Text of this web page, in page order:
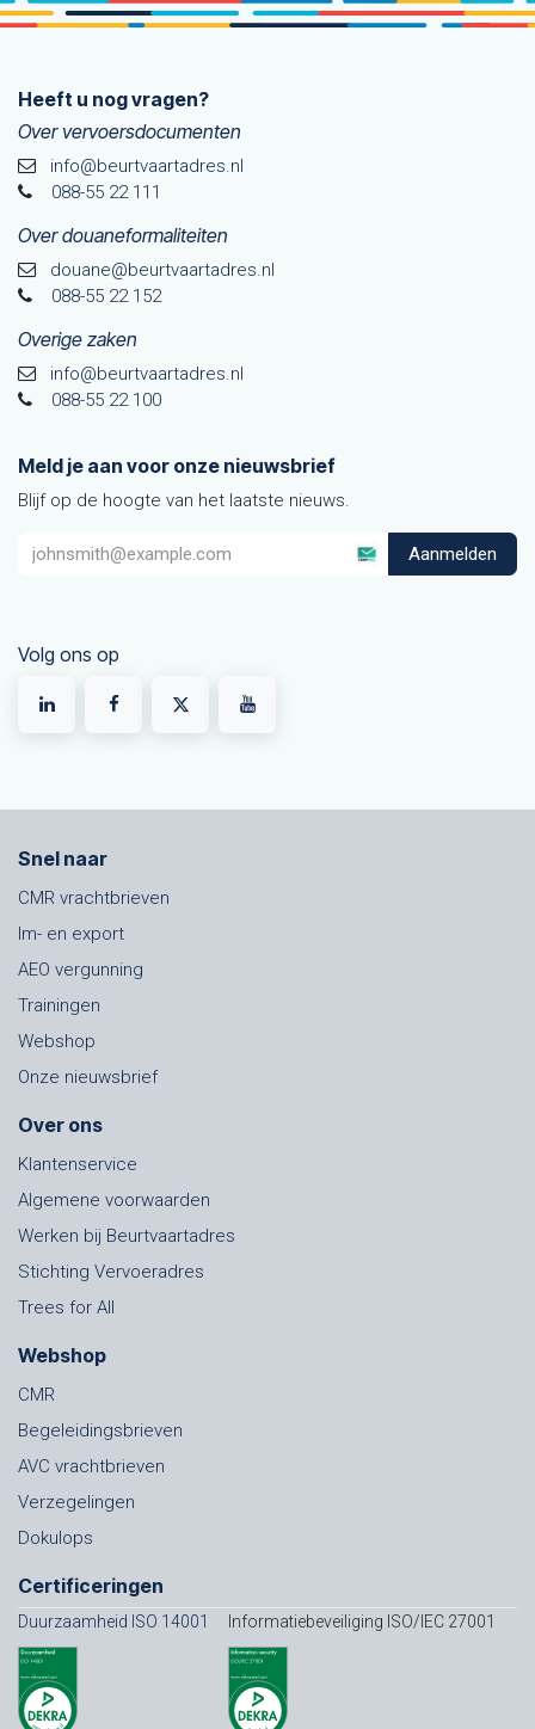
Heeft u nog vragen?
Over vervoersdocumenten
info@beurtvaartadres.nl
088-55 22 111
Over douaneformaliteiten
douane@beurtvaarta​dres.nl
088-55 22 152
Overige zaken
info@beurtvaartadres.nl
088-55 22 100
Meld je aan voor onze nieuwsbrief
Blijf op de hoogte van het laatste nieuws.
Aanmelden
Volg ons op
Snel naar
CMR vrachtbrieven
Im- en export
AEO vergunning
Trainingen
Webshop
Onze nieuwsbrief
Over ons
Klantenservice
Algemene voorwaarden
Werken bij Beurtvaartadres
Stichting Vervoeradres
Trees for All
Webshop
CMR
Begeleidingsbrieven
AVC vrachtbrieven
Verzegelingen
Dokulops
Certificeringen
Duurzaamheid ISO 14001 Informatiebeveiliging ISO/IEC 27001